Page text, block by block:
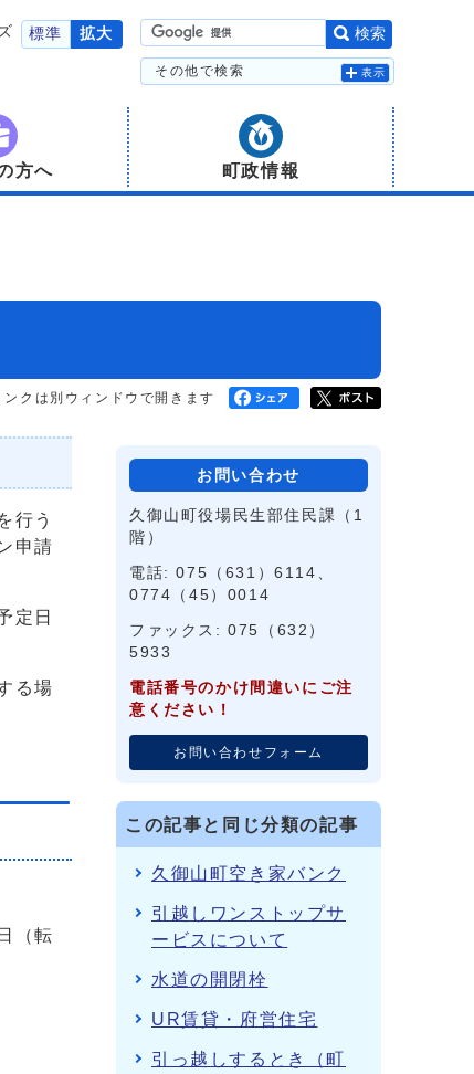
標準 拡大 検索
その他で検索 表示
方へ 町政情報
クは別ウィンドウで開きます
行う
申請
定日
る場
（転
お問い合わせ
久御山町役場民生部住民課（1
階）
電話: 075（631）6114、
0774（45）0014
ファックス: 075（632）
5933
電話番号のかけ間違いにご注
意ください！
お問い合わせフォーム
この記事と同じ分類の記事
久御山町空き家バンク
引越しワンストップサ
ービスについて
水道の開閉栓
UR賃貸・府営住宅
引っ越しするとき（町